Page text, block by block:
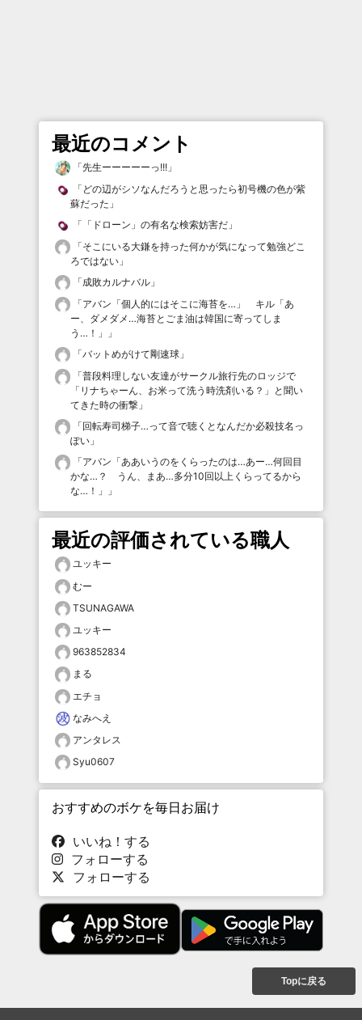
最近のコメント
「先生ーーーーーっ!!! 」
「 どの辺がシソなんだろうと思ったら初号機の色が紫
蘇だった 」
「 「ドローン」の有名な検索妨害だ 」
「そこにいる大鎌を持った何かが気になって勉強どこ
ろではない 」
「成敗カルナバル 」
「アバン「個人的にはそこに海苔を…」 キル「あ
ー、ダメダメ…海苔とごま油は韓国に寄ってしま
う…！」
」
「バットめがけて剛速球 」
「普段料理しない友達がサークル旅行先のロッジで
「リナちゃーん、お米って洗う時洗剤いる？」と聞い
てきた時の衝撃 」
「回転寿司梯子…って音で聴くとなんだか必殺技名っ
ぽい 」
「アバン「ああいうのをくらったのは…あー…何回目
かな…？ うん、まあ…多分10回以上くらってるから
な…！」
」
最近の評価されている職人
ユッキー
むー
TSUNAGAWA
ユッキー
963852834
まる
エチョ
なみへえ
アンタレス
Syu0607
おすすめのボケを毎日お届け
いいね！する
フォローする
フォローする
Topに戻る